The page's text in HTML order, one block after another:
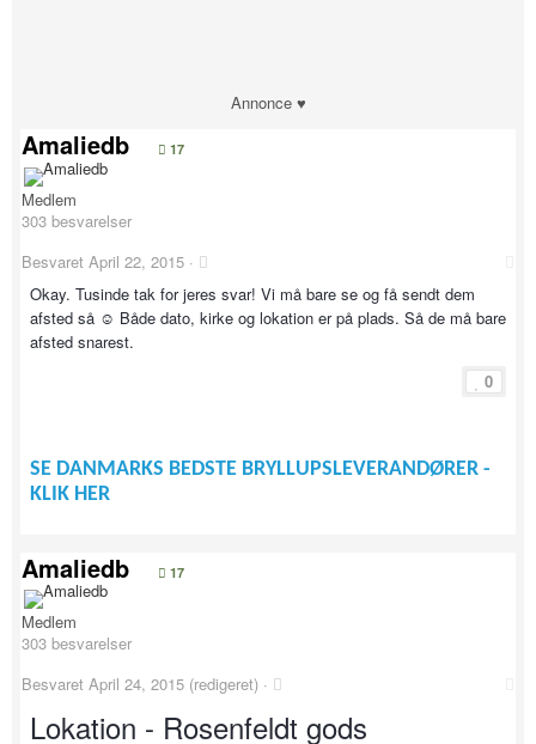
Annonce ♥
Amaliedb 17
Medlem
303 besvarelser
Besvaret April 22, 2015 ·
Okay. Tusinde tak for jeres svar! Vi må bare se og få sendt dem
afsted så ☺️ Både dato, kirke og lokation er på plads. Så de må bare
afsted snarest.
0
SE DANMARKS BEDSTE BRYLLUPSLEVERANDØRER -
KLIK HER
Amaliedb 17
Medlem
303 besvarelser
Besvaret April 24, 2015 (redigeret) ·
Lokation - Rosenfeldt gods